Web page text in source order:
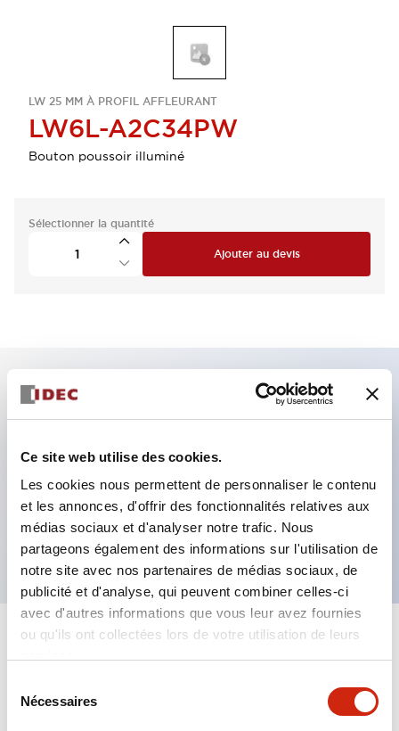
Ce site web utilise des cookies.
Les cookies nous permettent de personnaliser le contenu
et les annonces, d'offrir des fonctionnalités relatives aux
médias sociaux et d'analyser notre trafic. Nous
partageons également des informations sur l'utilisation de
notre site avec nos partenaires de médias sociaux, de
publicité et d'analyse, qui peuvent combiner celles-ci
avec d'autres informations que vous leur avez fournies
ou qu'ils ont collectées lors de votre utilisation de leurs
Nécessaires
LW 25 MM À PROFIL AFFLEURANT
LW6L-A2C34PW
Bouton poussoir illuminé
Sélectionner la quantité
Ajouter au devis
Fixation par regroupement possible
Le commutateur sélecteur avec clé adopte une
structure à goupille à cylindre haute sécurité
La structure de protection est IP65 (IEC60529)
Spécifications